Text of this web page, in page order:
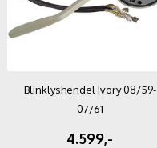
Blinklyshendel Ivory 08/59-
07/61
4.599,-